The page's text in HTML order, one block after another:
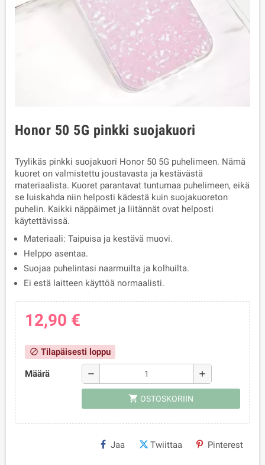
Honor 50 5G pinkki suojakuori
Tyylikäs pinkki suojakuori Honor 50 5G puhelimeen. Nämä
kuoret on valmistettu joustavasta ja kestävästä
materiaalista. Kuoret parantavat tuntumaa puhelimeen, eikä
se luiskahda niin helposti kädestä kuin suojakuoreton
puhelin. Kaikki näppäimet ja liitännät ovat helposti
käytettävissä.
Materiaali: Taipuisa ja kestävä muovi.
Helppo asentaa.
Suojaa puhelintasi naarmuilta ja kolhuilta.
Ei estä laitteen käyttöä normaalisti.
12,90 €
block Tilapäisesti loppu
Määrä remove add
shopping_cart OSTOSKORIIN
Jaa Twiittaa Pinterest